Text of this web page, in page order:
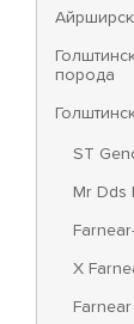
порода
ST
Mr Dds
X